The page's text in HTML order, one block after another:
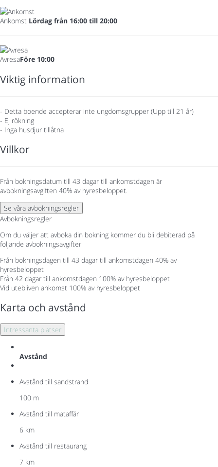
Ankomst Lördag från 16:00 till 20:00
AvresaFöre 10:00
Viktig information
- Detta boende accepterar inte ungdomsgrupper (Upp till 21 år)
- Ej rökning
- Inga husdjur tillåtna
Villkor
Från bokningsdatum till 43 dagar till ankomstdagen är
avbokningsavgiften 40% av hyresbeloppet.
Se våra avbokningsregler
Avbokningsregler
Om du väljer att avboka din bokning kommer du bli debiterad på
följande avbokningsavgifter
Från bokningsdagen till 43 dagar till ankomstdagen 40% av
hyresbeloppet
Från 42 dagar till ankomstdagen 100% av hyresbeloppet
Vid utebliven ankomst 100% av hyresbeloppet
Karta och avstånd
Intressanta platser
Avstånd
Avstånd till sandstrand
100 m
Avstånd till mataffär
6 km
Avstånd till restaurang
7 km